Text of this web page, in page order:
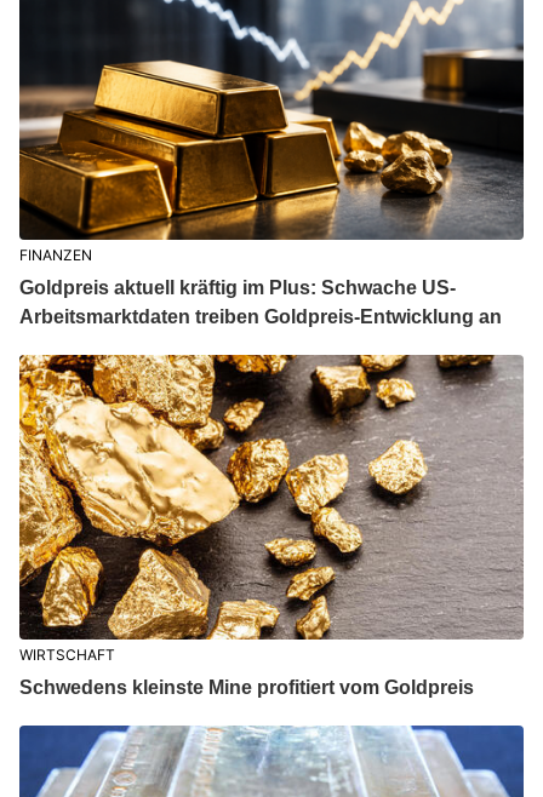
FINANZEN
Goldpreis aktuell kräftig im Plus: Schwache US-
Arbeitsmarktdaten treiben Goldpreis-Entwicklung an
WIRTSCHAFT
Schwedens kleinste Mine profitiert vom Goldpreis